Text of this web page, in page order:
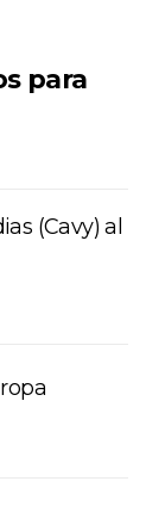
para
(Cavy) al